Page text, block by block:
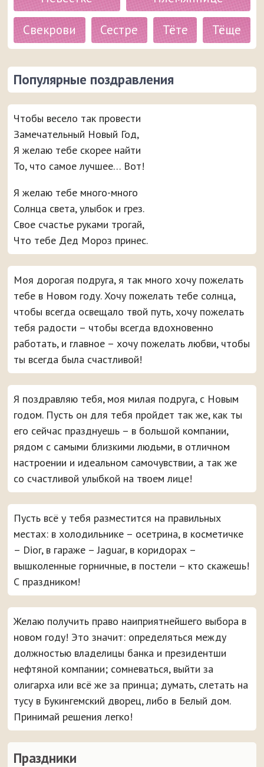
Праздники
Свекрови
Сестре Тёте Тёще
Популярные поздравления
Чтобы весело так провести
Замечательный Новый Год,
Я желаю тебе скорее найти
То, что самое лучшее… Вот!
Я желаю тебе много-много
Солнца света, улыбок и грез.
Свое счастье руками трогай,
Что тебе Дед Мороз принес.
Моя дорогая подруга, я так много хочу пожелать
тебе в Новом году. Хочу пожелать тебе солнца,
чтобы всегда освещало твой путь, хочу пожелать
тебя радости – чтобы всегда вдохновенно
работать, и главное – хочу пожелать любви, чтобы
ты всегда была счастливой!
Я поздравляю тебя, моя милая подруга, с Новым
годом. Пусть он для тебя пройдет так же, как ты
его сейчас празднуешь – в большой компании,
рядом с самыми близкими людьми, в отличном
настроении и идеальном самочувствии, а так же
со счастливой улыбкой на твоем лице!
Пусть всё у тебя разместится на правильных
местах: в холодильнике – осетрина, в косметичке
– Dior, в гараже – Jaguar, в коридорах –
вышколенные горничные, в постели – кто скажешь!
С праздником!
Желаю получить право наиприятнейшего выбора в
новом году! Это значит: определяться между
должностью владелицы банка и президентши
нефтяной компании; сомневаться, выйти за
олигарха или всё же за принца; думать, слетать на
тусу в Букингемский дворец, либо в Белый дом.
Принимай решения легко!